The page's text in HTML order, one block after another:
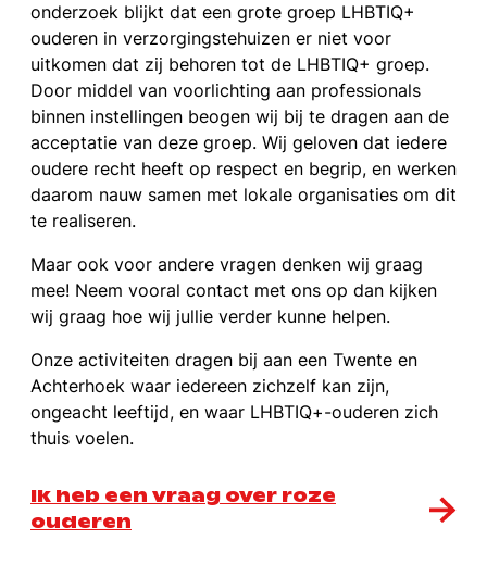
onderzoek blijkt dat een grote groep LHBTIQ+
ouderen in verzorgingstehuizen er niet voor
uitkomen dat zij behoren tot de LHBTIQ+ groep.
Door middel van voorlichting aan professionals
binnen instellingen beogen wij bij te dragen aan de
acceptatie van deze groep. Wij geloven dat iedere
oudere recht heeft op respect en begrip, en werken
daarom nauw samen met lokale organisaties om dit
te realiseren.
Maar ook voor andere vragen denken wij graag
mee! Neem vooral contact met ons op dan kijken
wij graag hoe wij jullie verder kunne helpen.
Onze activiteiten dragen bij aan een Twente en
Achterhoek waar iedereen zichzelf kan zijn,
ongeacht leeftijd, en waar LHBTIQ+-ouderen zich
thuis voelen.
Ik heb een vraag over roze
ouderen